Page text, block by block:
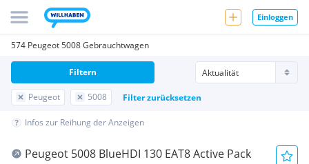
Einloggen
574 Peugeot 5008 Gebrauchtwagen
Peugeot 5008 Filter zurücksetzen
Filtern
Infos zur Reihung der Anzeigen
Peugeot 5008 BlueHDI 130 EAT8 Active Pack